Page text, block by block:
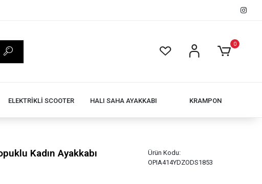
0
ELEKTRİKLİ SCOOTER HALI SAHA AYAKKABI KRAMPON
Kadın Ayakkabı
Ürün Kodu:
OPIA414YDZODS1853